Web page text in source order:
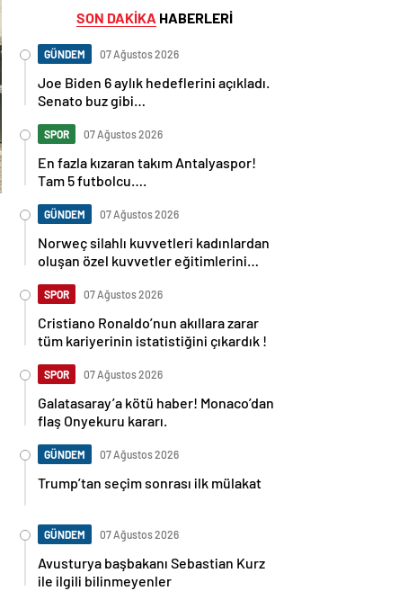
SON DAKİKA HABERLERİ
GÜNDEM 07 Ağustos 2026
Joe Biden 6 aylık hedeflerini açıkladı.
Senato buz gibi…
SPOR 07 Ağustos 2026
En fazla kızaran takım Antalyaspor!
Tam 5 futbolcu….
GÜNDEM 07 Ağustos 2026
Norweç silahlı kuvvetleri kadınlardan
oluşan özel kuvvetler eğitimlerini
SPOR 07 Ağustos 2026
Cristiano Ronaldo’nun akıllara zarar
tüm kariyerinin istatistiğini çıkardık !
SPOR 07 Ağustos 2026
Galatasaray’a kötü haber! Monaco’dan
flaş Onyekuru kararı.
GÜNDEM 07 Ağustos 2026
Trump’tan seçim sonrası ilk mülakat
GÜNDEM 07 Ağustos 2026
Avusturya başbakanı Sebastian Kurz
ile ilgili bilinmeyenler